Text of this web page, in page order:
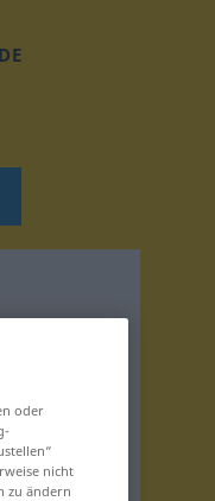
oder
nicht
zu ändern